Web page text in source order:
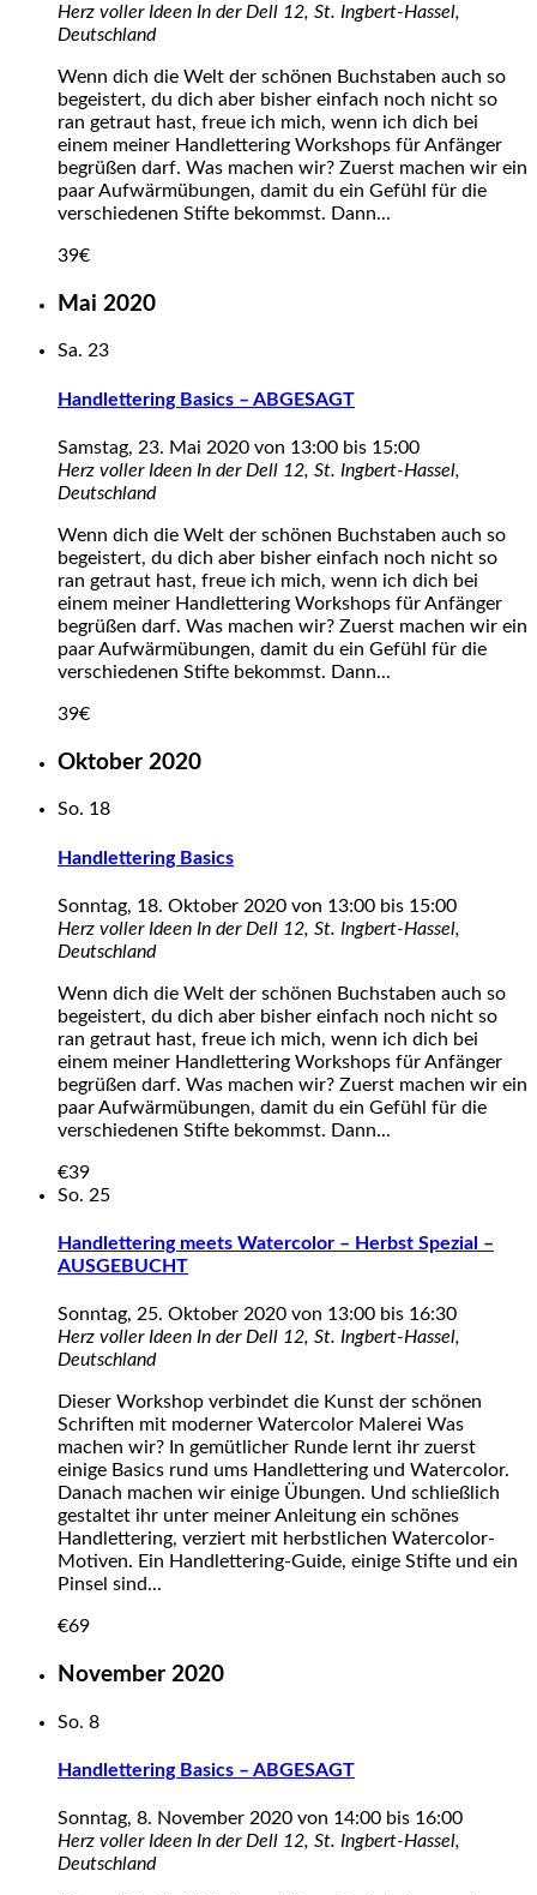
Herz voller Ideen In der Dell 12, St. Ingbert-Hassel,
Deutschland
Wenn dich die Welt der schönen Buchstaben auch so
begeistert, du dich aber bisher einfach noch nicht so
ran getraut hast, freue ich mich, wenn ich dich bei
einem meiner Handlettering Workshops für Anfänger
begrüßen darf. Was machen wir? Zuerst machen wir ein
paar Aufwärmübungen, damit du ein Gefühl für die
verschiedenen Stifte bekommst. Dann...
39€
Mai 2020
Sa. 23
Handlettering Basics – ABGESAGT
Samstag, 23. Mai 2020 von 13:00 bis 15:00
Herz voller Ideen In der Dell 12, St. Ingbert-Hassel,
Deutschland
Wenn dich die Welt der schönen Buchstaben auch so
begeistert, du dich aber bisher einfach noch nicht so
ran getraut hast, freue ich mich, wenn ich dich bei
einem meiner Handlettering Workshops für Anfänger
begrüßen darf. Was machen wir? Zuerst machen wir ein
paar Aufwärmübungen, damit du ein Gefühl für die
verschiedenen Stifte bekommst. Dann...
39€
Oktober 2020
So. 18
Handlettering Basics
Sonntag, 18. Oktober 2020 von 13:00 bis 15:00
Herz voller Ideen In der Dell 12, St. Ingbert-Hassel,
Deutschland
Wenn dich die Welt der schönen Buchstaben auch so
begeistert, du dich aber bisher einfach noch nicht so
ran getraut hast, freue ich mich, wenn ich dich bei
einem meiner Handlettering Workshops für Anfänger
begrüßen darf. Was machen wir? Zuerst machen wir ein
paar Aufwärmübungen, damit du ein Gefühl für die
verschiedenen Stifte bekommst. Dann...
€39
So. 25
Handlettering meets Watercolor – Herbst Spezial –
AUSGEBUCHT
Sonntag, 25. Oktober 2020 von 13:00 bis 16:30
Herz voller Ideen In der Dell 12, St. Ingbert-Hassel,
Deutschland
Dieser Workshop verbindet die Kunst der schönen
Schriften mit moderner Watercolor Malerei Was
machen wir? In gemütlicher Runde lernt ihr zuerst
einige Basics rund ums Handlettering und Watercolor.
Danach machen wir einige Übungen. Und schließlich
gestaltet ihr unter meiner Anleitung ein schönes
Handlettering, verziert mit herbstlichen Watercolor-
Motiven. Ein Handlettering-Guide, einige Stifte und ein
Pinsel sind...
€69
November 2020
So. 8
Handlettering Basics – ABGESAGT
Sonntag, 8. November 2020 von 14:00 bis 16:00
Herz voller Ideen In der Dell 12, St. Ingbert-Hassel,
Deutschland